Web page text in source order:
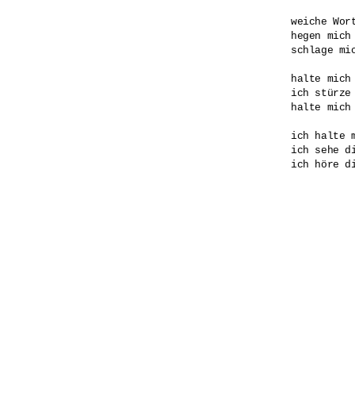
weiche
hegen mich
schlage
halte mich
ich
halte mich
ich halte
ich sehe
ich höre